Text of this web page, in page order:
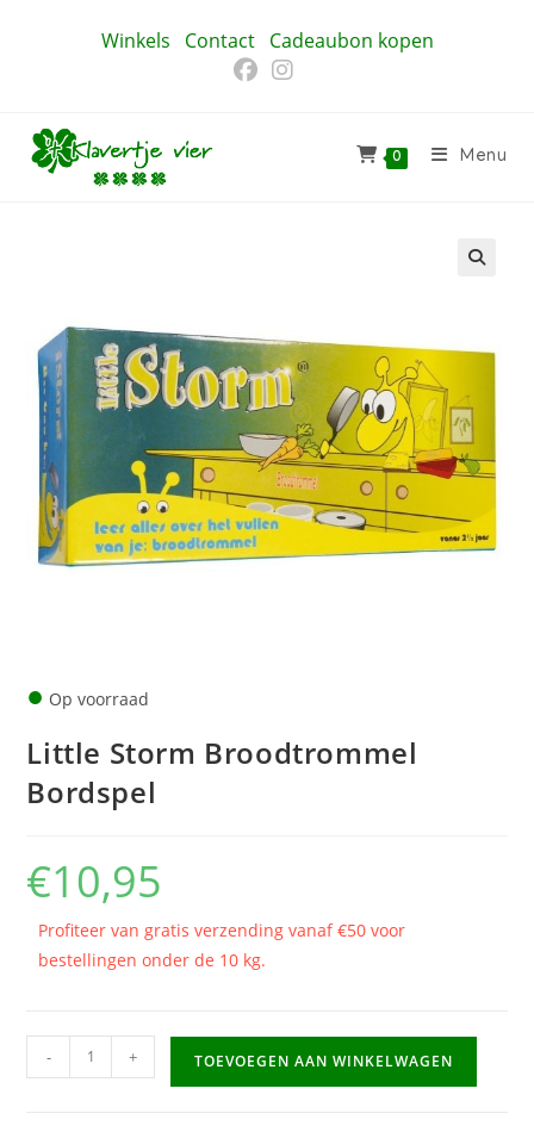
Winkels Contact Cadeaubon kopen
0 Menu
● Op voorraad
Little Storm Broodtrommel
Bordspel
€10,95
Profiteer van gratis verzending vanaf €50 voor
bestellingen onder de 10 kg.
Storm
- + TOEVOEGEN AAN WINKELWAGEN